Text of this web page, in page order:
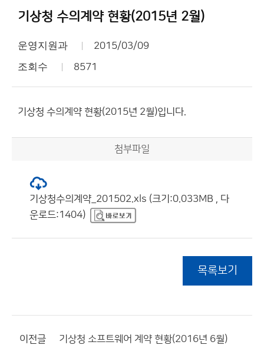
기상청 수의계약 현황(2015년 2월)
운영지원과 2015/03/09
조회수 8571
기상청 수의계약 현황(2015년 2월)입니다.
첨부파일
기상청수의계약_201502.xls (크기:0.033MB , 다
운로드:1404)
목록보기
이전글 기상청 소프트웨어 계약 현황(2016년 6월)